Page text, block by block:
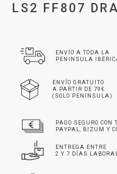
LS2 FF807
ENVÍO A TODA LA
PENINSULA
ENVÍO GRATUITO
A PARTIR DE 79€
(SOLO PENINSULA)
PAGO SEGURO CON
PAYPAL, BIZUM Y
ENTREGA ENTRE
2 Y 7 DÍAS